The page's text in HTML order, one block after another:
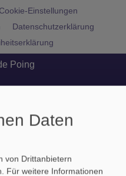
Cookie-Einstellungen
Datenschutzerklärung
Poing
Daten
von Drittanbietern
Für weitere Informationen